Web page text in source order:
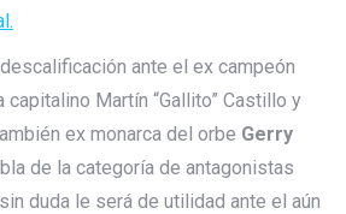
ante el ex campeón
Martín “Gallito” Castillo y
ex monarca del orbe Gerry
de la categoría de antagonistas
duda le será de utilidad ante el aún